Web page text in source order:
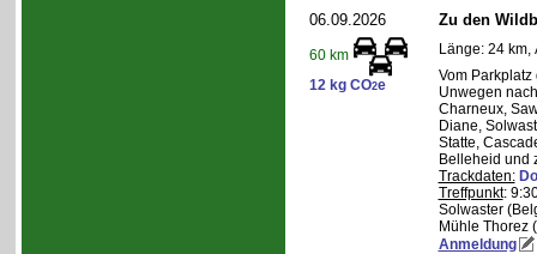
06.09.2026
60 km
12 kg CO2e
Zu den
Länge: 24 km,
Vom
Unwegen
Charneux,
Diane,
Statte,
Belleheid und
Trackdaten:
Treffpunkt:
Solwaster
Mühle Thorez
Anmeldung